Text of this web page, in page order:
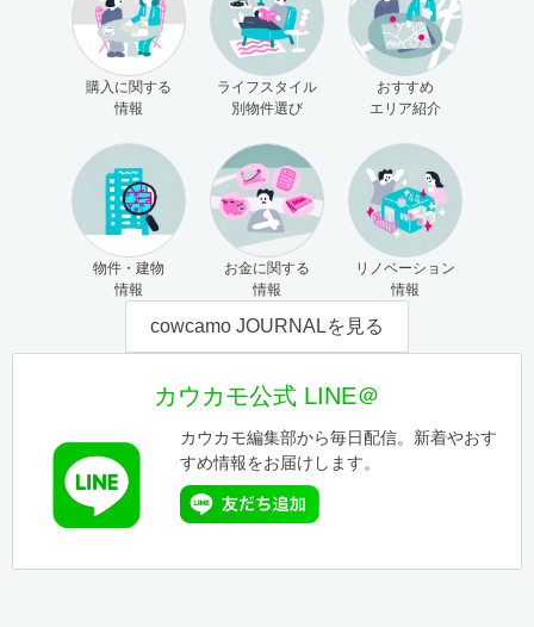
購入に関する
情報
ライフスタイル
別物件選び
おすすめ
エリア紹介
物件・建物
情報
お金に関する
情報
リノベーション
情報
cowcamo JOURNALを見る
カウカモ公式 LINE＠
カウカモ編集部から毎日配信。新着やおす
すめ情報をお届けします。